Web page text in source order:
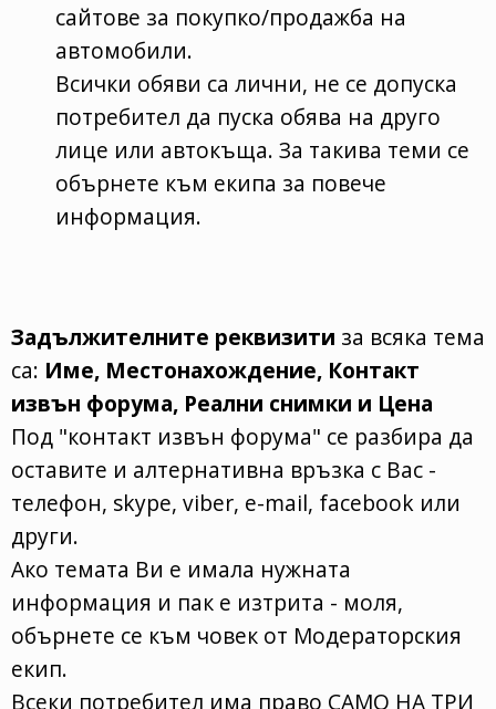
сайтове за покупко/продажба на
автомобили.
Всички обяви са лични, не се допуска
потребител да пуска обява на друго
лице или автокъща. За такива теми се
обърнете към екипа за повече
информация.
Задължителните реквизити за всяка тема
са: Име, Местонахождение, Контакт
извън форума, Реални снимки и Цена
Под "контакт извън форума" се разбира да
оставите и алтернативна връзка с Вас -
телефон, skype, viber, e-mail, facebook или
други.
Ако темата Ви е имала нужната
информация и пак е изтрита - моля,
обърнете се към човек от Модераторския
екип.
Всеки потребител има право САМО НА ТРИ